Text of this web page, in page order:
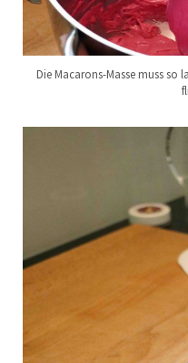
Die Macarons-Masse muss so